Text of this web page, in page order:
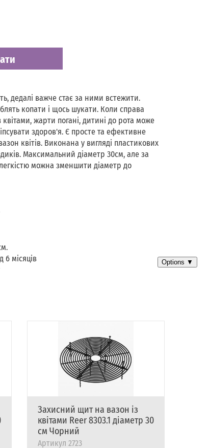
дедалі важче стає за ними встежити.
копати і щось шукати. Коли справа
квітами, жарти погані, дитині до рота може
здоров'я. Є просте та ефективне
квітів. Виконана у вигляді пластикових
Максимальний діаметр 30см, але за
можна зменшити діаметр до
6 місяців
Захисний щит на вазон із
квітами Reer 8303.1 діаметр 30
см Чорний
Артикул 2723